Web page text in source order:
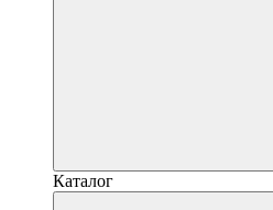
Каталог